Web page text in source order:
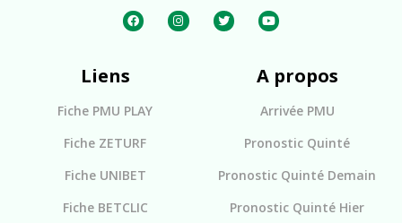
Liens
Fiche PMU PLAY
Fiche ZETURF
Fiche UNIBET
Fiche BETCLIC
A propos
Arrivée PMU
Pronostic Quinté
Pronostic Quinté Demain
Pronostic Quinté Hier